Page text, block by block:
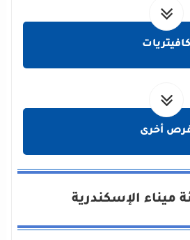
كافيتريات
أخرى
ميناء الإسكندرية